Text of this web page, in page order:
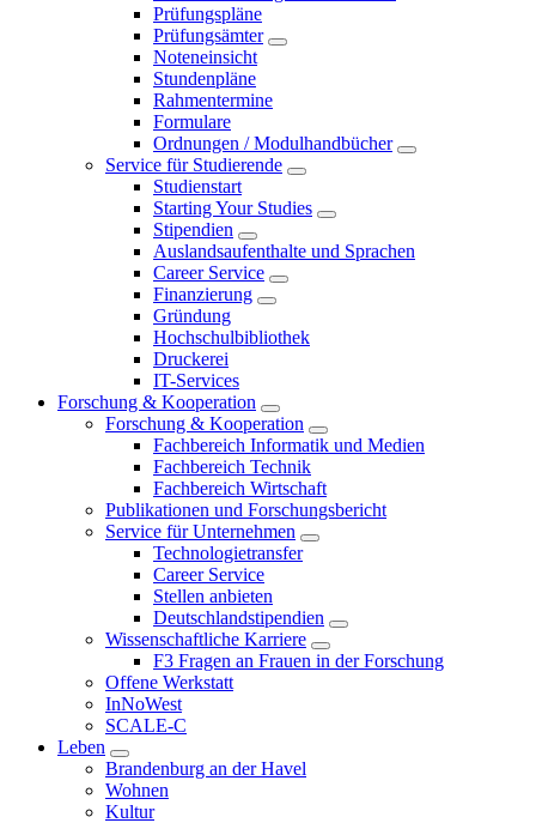
Prüfungspläne
Prüfungsämter
Noteneinsicht
Stundenpläne
Rahmentermine
Formulare
Ordnungen / Modulhandbücher
Service für Studierende
Studienstart
Starting Your Studies
Stipendien
Auslandsaufenthalte und Sprachen
Career Service
Finanzierung
Gründung
Hochschulbibliothek
Druckerei
IT-Services
Forschung & Kooperation
Forschung & Kooperation
Fachbereich Informatik und Medien
Fachbereich Technik
Fachbereich Wirtschaft
Publikationen und Forschungsbericht
Service für Unternehmen
Technologietransfer
Career Service
Stellen anbieten
Deutschlandstipendien
Wissenschaftliche Karriere
F3 Fragen an Frauen in der Forschung
Offene Werkstatt
InNoWest
SCALE-C
Leben
Brandenburg an der Havel
Wohnen
Kultur